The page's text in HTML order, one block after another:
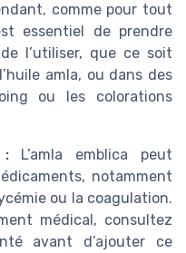
comme pour tout
essentiel de prendre
l’utiliser, que ce soit
amla, ou dans des
ou les colorations
:L’amla emblica peut
notamment
ou la coagulation.
médical, consultez
avant d’ajouter ce